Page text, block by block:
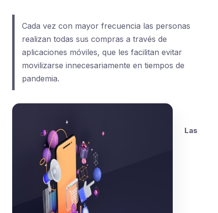
Cada vez con mayor frecuencia las personas
realizan todas sus compras a través de
aplicaciones móviles, que les facilitan evitar
movilizarse innecesariamente en tiempos de
pandemia.
Las